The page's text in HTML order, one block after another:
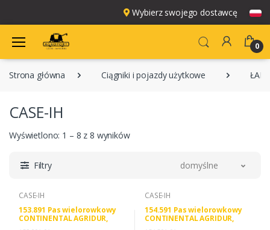
Wybierz swojego dostawcę
0
Strona główna Ciągniki i pojazdy użytkowe
CASE-IH
Wyświetlono: 1 – 8 z 8 wyników
Filtry domyślne
CASE-IH
153.891 Pas wielorowkowy
CONTINENTAL AGRIDUR,
CASE-IH
154.591 Pas wielorowkowy
CONTINENTAL AGRIDUR,